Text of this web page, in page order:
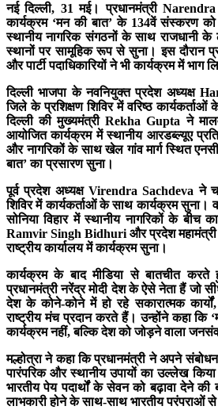
नई दिल्ली, 31 मई। प्रधानमंत्री
कार्यक्रम ‘मन की बात’ के 134वें संस्करण को
स्थानीय नागरिक संगठनों के साथ राजधानी के
स्थानों पर सामूहिक रूप से सुना। इस दौरान
और पार्टी पदाधिकारियों ने भी कार्यक्रम में भाग
दिल्ली भाजपा के नवनियुक्त प्रदेश अध्यक्ष
जिले के प्रशिक्षण शिविर में वरिष्ठ
दिल्ली की मुख्यमंत्री Rekha Gupta ने
आयोजित कार्यक्रम में स्थानीय आरडब्ल्यूए
और नागरिकों के साथ खेल गांव मार्ग स्थित
बात’ का प्रसारण सुना।
पूर्व प्रदेश अध्यक्ष Virendra Sachdeva ने
शिविर में कार्यकर्ताओं के साथ कार्यक्रम
सोनिया विहार में स्थानीय नागरिकों के बीच
Ramvir Singh Bidhuri और प्रदेश
राष्ट्रीय कार्यालय में कार्यक्रम सुना।
कार्यक्रम के बाद मीडिया से बातचीत करते
प्रधानमंत्री नरेंद्र मोदी देश के ऐसे नेता हैं जो
देश के कोने-कोने में हो रहे सकारात्मक
राष्ट्रीय मंच प्रदान करते हैं। उन्होंने कहा कि
कार्यक्रम नहीं, बल्कि देश को जोड़ने वाला
मल्होत्रा ने कहा कि प्रधानमंत्री ने अपने
पारंपरिक और स्थानीय उपायों का उल्लेख
भारतीय पेय पदार्थों के सेवन को बढ़ावा देने
लाभकारी होने के साथ-साथ भारतीय परंपराओं